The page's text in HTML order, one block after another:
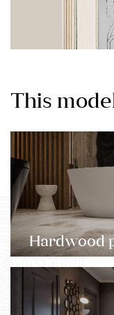
This
Hardwood